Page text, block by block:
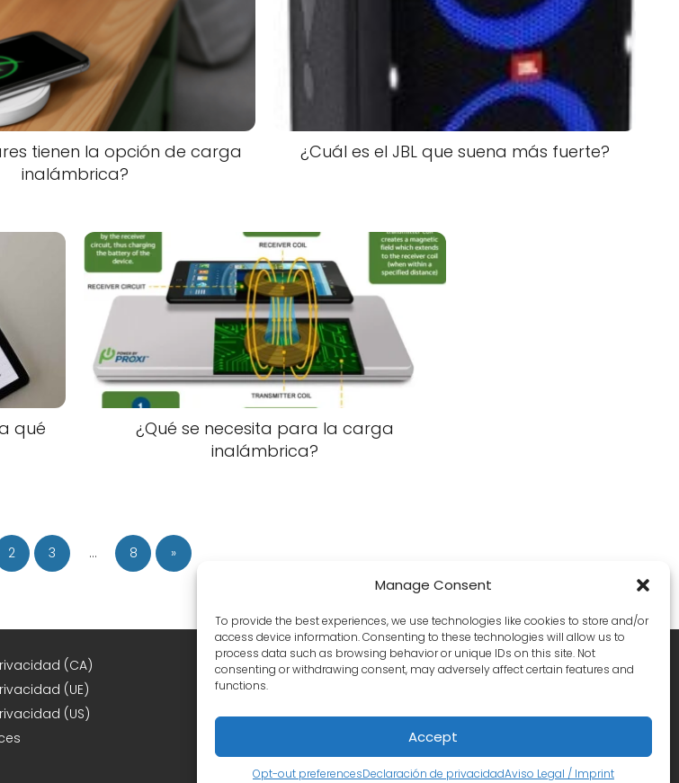
Manage Consent
To provide the best experiences, we use technologies like cookies to store and/or
access device information. Consenting to these technologies will allow us to
process data such as browsing behavior or unique IDs on this site. Not
consenting or withdrawing consent, may adversely affect certain features and
functions.
Accept
Opt-out preferencesDeclaración de privacidadAviso Legal / Imprint
tienen la opción de carga
inalámbrica?
¿Cuál es el JBL que suena más fuerte?
qué
¿Qué se necesita para la carga
inalámbrica?
2 3 … 8 »
(CA)
(UE)
(US)
Facebook
X Instagram